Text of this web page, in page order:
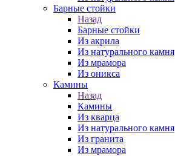
Барные стойки
Назад
Барные стойки
Из акрила
Из натурального камня
Из мрамора
Из оникса
Камины
Назад
Камины
Из кварца
Из натурального камня
Из гранита
Из мрамора